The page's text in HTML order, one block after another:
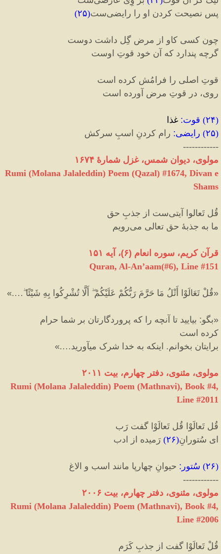
پس نصیحت کردن او را رایضی‌ست‏(۲۵)
چون کسی کاو از مرض گِل داشت دوست
گرچه پندارد که آن خود قوتِ اوست‏
قوتِ اصلی را فرامُش کرده است
روی، در قوتِ مرض آورده است‏
(۲۴) قوت: غذا
(۲۵) رایضی:‌ رام کردنِ اسبِ سرکش
------------
مولوی، دیوان شمس، غزل شمارهٔ ١۶۷۴
Rumi (Molana Jalaleddin) Poem (Qazal) #1674, Divan e
Shams
قُل تَعالوا آیتی‌ست از جذبِ حق
ما به جذبهٔ حق تعالی می‌رویم
قرآن کریم، سوره انعام (۶)، آیه ۱۵۱
Quran, Al-An’aam(#6), Line #151
«قُلْ تَعَالَوْا أَتْلُ مَا حَرَّمَ رَبُّكُمْ عَلَيْكُمْ ۖ أَلَّا تُشْرِكُوا بِهِ شَيْئًا ۖ….»
«بگو: بياييد تا آنچه را كه پروردگارتان بر شما حرام
كرده است
برايتان بخوانم. اينكه به خدا شرک ميآوريد….»
مولوی، مثنوی، دفتر چهارم، بیت ۲۰۱۱
Rumi (Molana Jalaleddin) Poem (Mathnavi), Book #4,
Line #2011
قُل تَعالَوْا قُل تَعالَوْا گفت رَب
ای سُتورانِ(۲۶) رَمیده از ادب
(۲۶) سُتور : حیوانِ چهارپا مانند اسب و الاغ
------------
مولوی، مثنوی، دفتر چهارم، بیت ۲۰۰۶
Rumi (Molana Jalaleddin) Poem (Mathnavi), Book #4,
Line #2006
قُلْ تَعالَوْا گفت از جذبِ کَرَم